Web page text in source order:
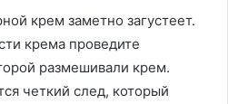
крем заметно загустеет.
крема проведите
размешивали крем.
четкий след, который